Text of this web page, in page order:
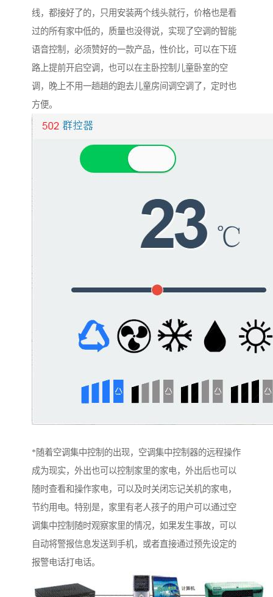
线，都接好了的，只用安装两个线头就行，价格也是看
过的所有家中低的，质量也没得说，实现了空调的智能
语音控制，必须赞好的一款产品，性价比，可以在下班
路上提前开启空调，也可以在主卧控制儿童卧室的空
调，晚上不用一趟趟的跑去儿童房间调空调了，定时也
方便。
*随着空调集中控制的出现，空调集中控制器的远程操作
成为现实，外出也可以控制家里的家电，外出后也可以
随时查看和操作家电，可以及时关闭忘记关机的家电，
节约用电。特别是，家里有老人孩子的用户可以通过空
调集中控制随时观察家里的情况，如果发生事故，可以
自动将警报信息发送到手机，或者直接通过预先设定的
报警电话打电话。